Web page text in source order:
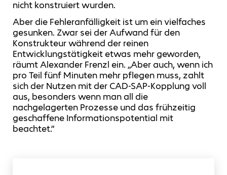
nicht konstruiert wurden.
Aber die Fehleranfälligkeit ist um ein vielfaches
gesunken. Zwar sei der Aufwand für den
Konstrukteur während der reinen
Entwicklungstätigkeit etwas mehr geworden,
räumt Alexander Frenzl ein. „Aber auch, wenn ich
pro Teil fünf Minuten mehr pflegen muss, zahlt
sich der Nutzen mit der CAD-SAP-Kopplung voll
aus, besonders wenn man all die
nachgelagerten Prozesse und das frühzeitig
geschaffene Informationspotential mit
beachtet.“